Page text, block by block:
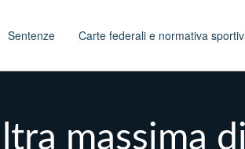
Sentenze Carte federali e normativa
massima